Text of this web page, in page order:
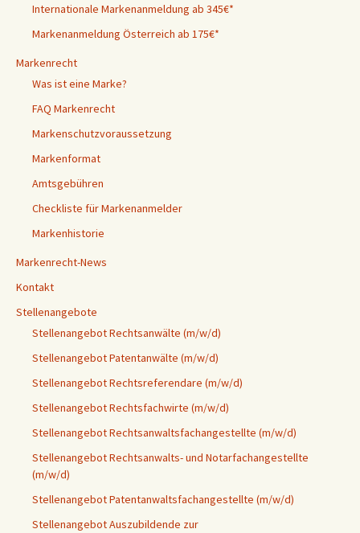
Internationale Markenanmeldung ab 345€*
Markenanmeldung Österreich ab 175€*
Markenrecht
Was ist eine Marke?
FAQ Markenrecht
Markenschutzvoraussetzung
Markenformat
Amtsgebühren
Checkliste für Markenanmelder
Markenhistorie
Markenrecht-News
Kontakt
Stellenangebote
Stellenangebot Rechtsanwälte (m/w/d)
Stellenangebot Patentanwälte (m/w/d)
Stellenangebot Rechtsreferendare (m/w/d)
Stellenangebot Rechtsfachwirte (m/w/d)
Stellenangebot Rechtsanwaltsfachangestellte (m/w/d)
Stellenangebot Rechtsanwalts- und Notarfachangestellte
(m/w/d)
Stellenangebot Patentanwaltsfachangestellte (m/w/d)
Stellenangebot Auszubildende zur